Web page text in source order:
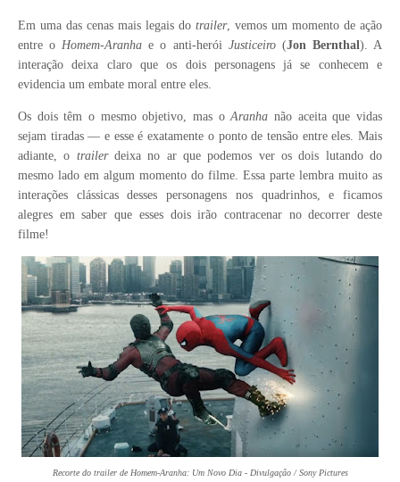
Em uma das cenas mais legais do trailer, vemos um momento de ação
entre oHomem-Aranha e o anti-herói Justiceiro(Jon Bernthal). A
interação deixa claro que os dois personagens já se conhecem e
evidencia um embate moral entre eles.
Os dois têm o mesmo objetivo, mas oAranha não aceita que vidas
sejam tiradas — e esse é exatamente o ponto de tensão entre eles. Mais
adiante, o trailerdeixa no ar que podemos ver os dois lutando do
mesmo lado em algum momento do filme. Essa parte lembra muito as
interações clássicas desses personagens nos quadrinhos, e ficamos
alegres em saber que esses dois irão contracenar no decorrer deste
filme!
Recorte do trailer de Homem-Aranha: Um Novo Dia - Divulgação / Sony Pictures